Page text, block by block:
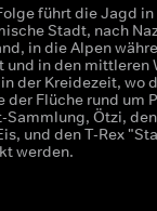
führt die Jagd in
Stadt, nach
in die Alpen
und in den mittleren
der Kreidezeit, wo
der Flüche rund um
Ötzi,
und den T-Rex
werden.